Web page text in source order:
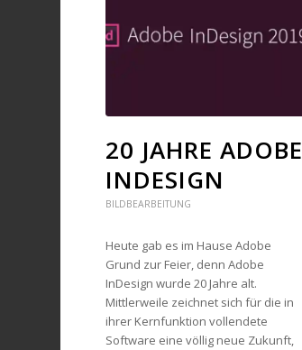
20 JAHRE ADOBE
INDESIGN
BILDBEARBEITUNG
Heute gab es im Hause Adobe
Grund zur Feier, denn Adobe
InDesign wurde 20 Jahre alt.
Mittlerweile zeichnet sich für die in
ihrer Kernfunktion vollendete
Software eine völlig neue Zukunft,